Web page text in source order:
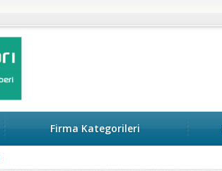
Firma Kategorileri